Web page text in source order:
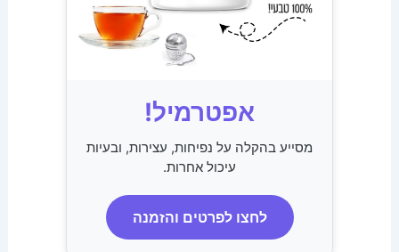
אפטרמיל!
מסייע בהקלה על נפיחות, עצירות, ובעיות
עיכול אחרות.
לחצו לפרטים והזמנה